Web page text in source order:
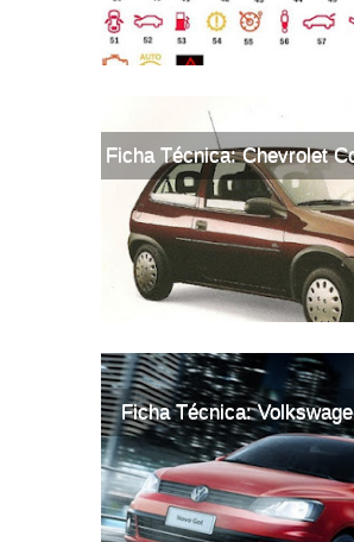
Ficha Técnica: Chevrolet
Ficha Técnica: